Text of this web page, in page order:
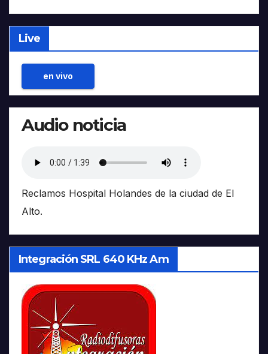
Live
en vivo
Audio noticia
Reclamos Hospital Holandes de la ciudad de El
Alto.
Integración SRL 640 KHz Am